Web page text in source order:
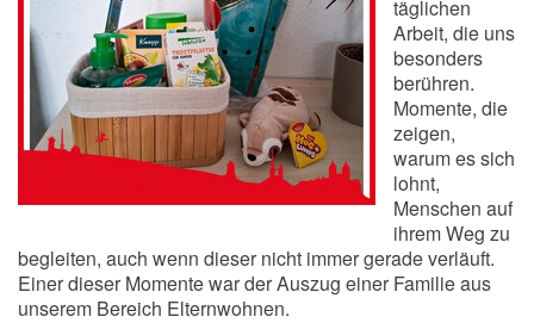
täglichen
Arbeit, die uns
besonders
berühren.
Momente, die
zeigen,
warum es sich
lohnt,
Menschen auf
ihrem Weg zu
begleiten, auch wenn dieser nicht immer gerade verläuft.
Einer dieser Momente war der Auszug einer Familie aus
unserem Bereich Elternwohnen.